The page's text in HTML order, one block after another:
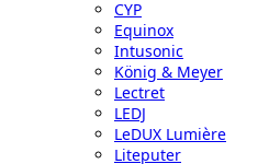
CYP
Equinox
Intusonic
König & Meyer
Lectret
LEDJ
LeDUX Lumière
Liteputer